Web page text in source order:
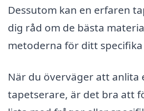
Dessutom kan en erfaren
dig råd om de bästa
metoderna för ditt
När du överväger att anlita
tapetserare, är det bra att